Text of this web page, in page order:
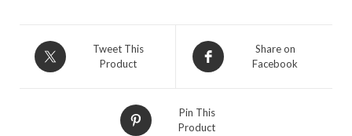
Tweet This
Product
Share on
Facebook
Pin This
Product